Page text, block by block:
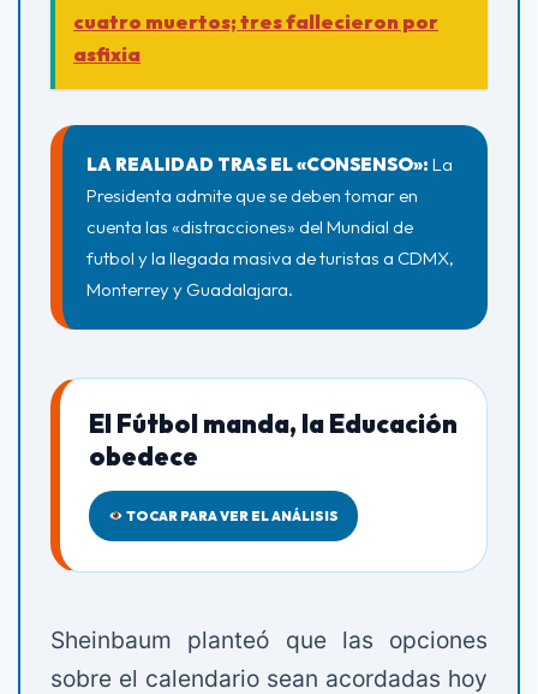
cuatro muertos; tres fallecieron por
asfixia
LA REALIDAD TRAS EL «CONSENSO»: La
Presidenta admite que se deben tomar en
cuenta las «distracciones» del Mundial de
futbol y la llegada masiva de turistas a CDMX,
Monterrey y Guadalajara.
El Fútbol manda, la Educación
obedece
TOCAR PARA VER EL ANÁLISIS
Sheinbaum planteó que las opciones
sobre el calendario sean acordadas hoy